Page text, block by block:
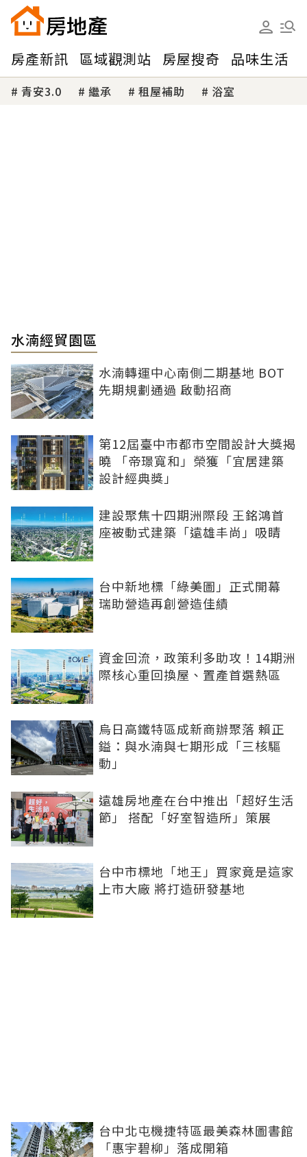
房產新訊 區域觀測站 房屋搜奇 品味生活
青安3.0 繼承 租屋補助 浴室
水湳經貿園區
水湳轉運中心南側二期基地 BOT
先期規劃通過 啟動招商
第12屆臺中市都市空間設計大獎揭
曉 「帝璟寬和」榮獲「宜居建築
設計經典獎」
建設聚焦十四期洲際段 王銘鴻首
座被動式建築「遠雄丰尚」吸睛
台中新地標「綠美圖」正式開幕
瑞助營造再創營造佳績
資金回流，政策利多助攻！14期洲
際核心重回換屋、置產首選熱區
烏日高鐵特區成新商辦聚落 賴正
鎰：與水湳與七期形成「三核驅
動」
遠雄房地產在台中推出「超好生活
節」 搭配「好室智造所」策展
台中市標地「地王」買家竟是這家
上市大廠 將打造研發基地
台中北屯機捷特區最美森林圖書館
「惠宇碧柳」落成開箱